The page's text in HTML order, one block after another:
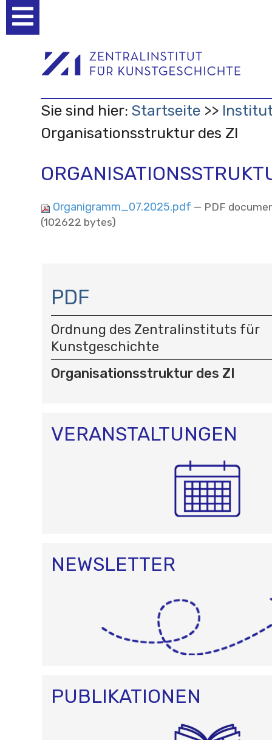
Werkzeuge
Sie sind hier: Startseite
Organisationsstruktur des ZI
Organigramm_07.2025.pdf — PDF
(102622 bytes)
A
V
I
G
A
T
I
PDF
Ordnung des Zentralinstituts für
Kunstgeschichte
Organisationsstruktur des ZI
VERANSTALTUNGEN
NEWSLETTER
PUBLIKATIONEN